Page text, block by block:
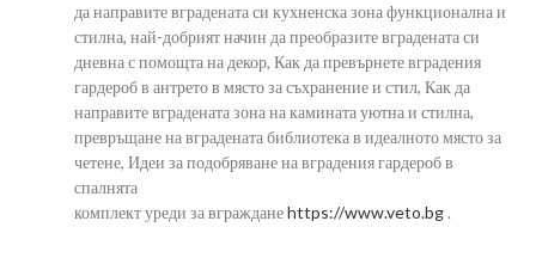
да направите вградената си кухненска зона функционална и
стилна, най-добрият начин да преобразите вградената си
дневна с помощта на декор, Как да превърнете вградения
гардероб в антрето в място за съхранение и стил, Как да
направите вградената зона на камината уютна и стилна,
превръщане на вградената библиотека в идеалното място за
четене, Идеи за подобряване на вградения гардероб в
спалнята
комплект уреди за вгражданеhttps://www.veto.bg.